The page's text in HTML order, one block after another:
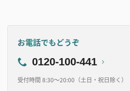
お電話でもどうぞ
0120-100-441
受付時間 8:30～20:00（土日・祝日除く）